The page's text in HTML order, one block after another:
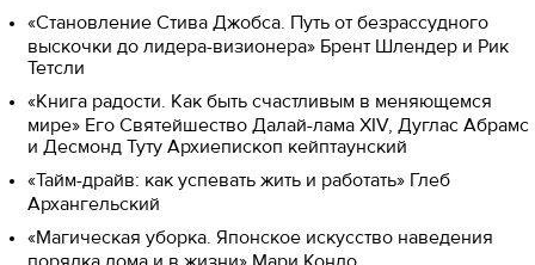
«Становление Стива Джобса. Путь от безрассудного
выскочки до лидера-визионера» Брент Шлендер и Рик
Тетсли
«Книга радости. Как быть счастливым в меняющемся
мире» Его Святейшество Далай-лама XIV, Дуглас Абрамс
и Десмонд Туту Архиепископ кейптаунский
«Тайм-драйв: как успевать жить и работать» Глеб
Архангельский
«Магическая уборка. Японское искусство наведения
порядка дома и в жизни» Мари Кондо